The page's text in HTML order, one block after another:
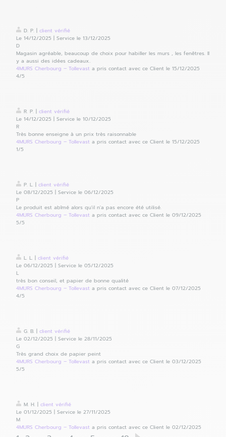
D. P. | client vérifié
Le 14/12/2025 | Service le 13/12/2025
D
Magasin agréable, beaucoup de choix pour habiller les murs , les fenêtres. Il
y a aussi des idées cadeaux..
4MURS Cherbourg – Tollevast a pris contact avec ce Client le 15/12/2025
4/5
R. P. | client vérifié
Le 14/12/2025 | Service le 10/12/2025
R
Très bonne enseigne à un prix très raisonnable
4MURS Cherbourg – Tollevast a pris contact avec ce Client le 15/12/2025
1/5
P. L. | client vérifié
Le 08/12/2025 | Service le 06/12/2025
P
Le produit est abîmé alors qu'il n'a pas encore été utilisé.
4MURS Cherbourg – Tollevast a pris contact avec ce Client le 09/12/2025
5/5
L. L. | client vérifié
Le 06/12/2025 | Service le 05/12/2025
L
très bon conseil, et papier de bonne qualité
4MURS Cherbourg – Tollevast a pris contact avec ce Client le 07/12/2025
4/5
G. B. | client vérifié
Le 02/12/2025 | Service le 28/11/2025
G
Très grand choix de papier peint
4MURS Cherbourg – Tollevast a pris contact avec ce Client le 03/12/2025
5/5
M. H. | client vérifié
Le 01/12/2025 | Service le 27/11/2025
M
4MURS Cherbourg – Tollevast a pris contact avec ce Client le 02/12/2025